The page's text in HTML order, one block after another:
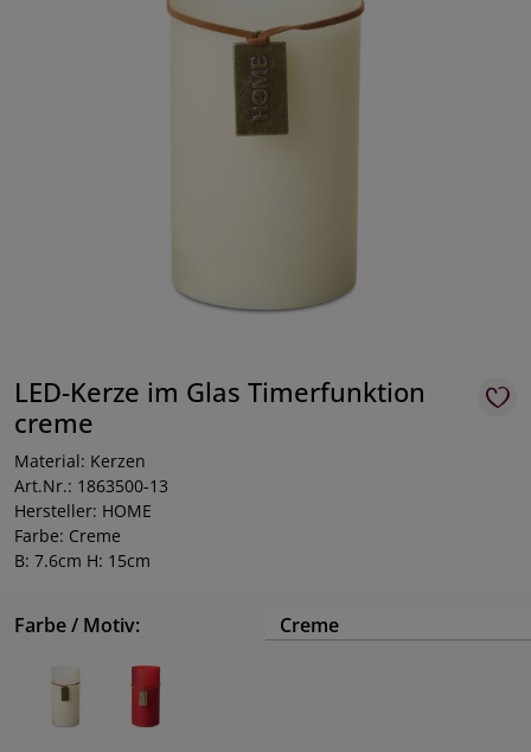
LED-Kerze im Glas Timerfunktion
creme
Material: Kerzen
Art.Nr.: 1863500-13
Hersteller: HOME
Farbe: Creme
B: 7.6cm H: 15cm
Farbe / Motiv: Creme